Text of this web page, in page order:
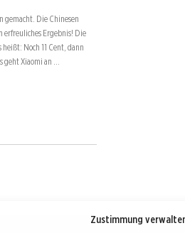
Zustimmung
gemacht. Die Chinesen
erfreuliches Ergebnis! Die
Noch 11 Cent, dann
geht Xiaomi an …